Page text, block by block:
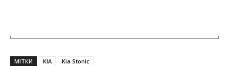
МІТКИ KIA Kia Stonic